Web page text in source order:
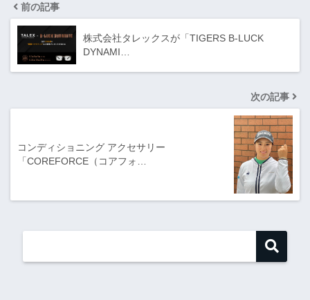
前の記事
株式会社タレックスが「TIGERS B-LUCK
DYNAMI…
次の記事
コンディショニング アクセサリー
「COREFORCE（コアフォ…